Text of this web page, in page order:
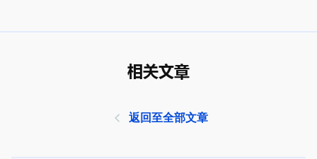
相关文章
返回至全部文章